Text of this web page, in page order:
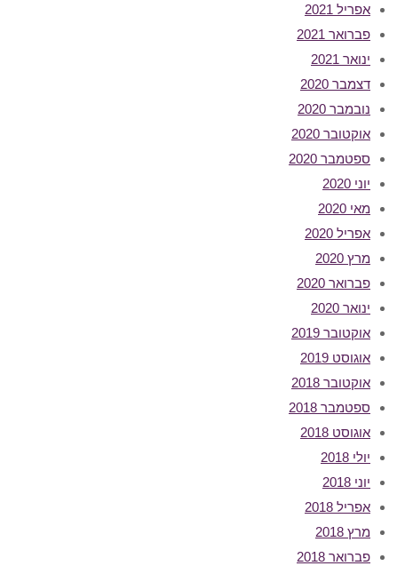
אפריל 2021
פברואר 2021
ינואר 2021
דצמבר 2020
נובמבר 2020
אוקטובר 2020
ספטמבר 2020
יוני 2020
מאי 2020
אפריל 2020
מרץ 2020
פברואר 2020
ינואר 2020
אוקטובר 2019
אוגוסט 2019
אוקטובר 2018
ספטמבר 2018
אוגוסט 2018
יולי 2018
יוני 2018
אפריל 2018
מרץ 2018
פברואר 2018